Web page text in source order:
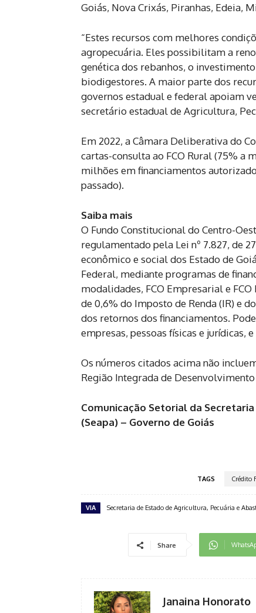
Goiás, Nova Crixás, Piranhas, Edeia,
“Estes recursos com melhores
agropecuária. Eles possibilitam a
genética dos rebanhos, o
biodigestores. A maior parte dos
governos estadual e federal apoiam
secretário estadual de Agricultura,
Em 2022, a Câmara Deliberativa do
cartas-consulta ao FCO Rural (75% a
milhões em financiamentos
passado).
Saiba mais
O Fundo Constitucional do Centro-
regulamentado pela Lei nº 7.827, de
econômico e social dos Estado de
Federal, mediante programas de
modalidades, FCO Empresarial e
de 0,6% do Imposto de Renda (IR) e
dos retornos dos financiamentos.
empresas, pessoas físicas e jurídicas,
Os números citados acima não
Região Integrada de
Comunicação Setorial da
(Seapa) – Governo de Goiás
TAGS Crédito
VIA Secretaria de Estado de Agricultura, Pecuária e
Share
Janaina Honorato